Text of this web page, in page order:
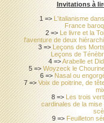
Invitations à
1 => L'italianisme
France
2 => Le livre et la
l'aventure de deux
3 => Leçons des
Leçons de
4 =>Arabelle et
5 =>Woyzeck le
6 => Nasal ou
7 =>Voix de poitrine, de
8 => Les trois
cardinales de la mise
9 => Feuilleton